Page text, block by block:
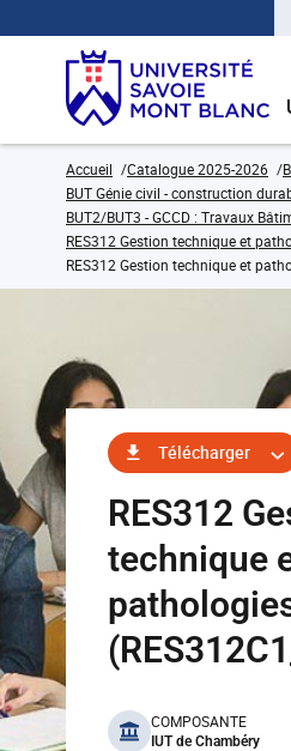
Accueil Catalogue 2025-2026
BUT Génie civil - construction
BUT2/BUT3 - GCCD : Travaux
RES312 Gestion technique et
RES312 Gestion technique et
Télécharger
RES312
technique
benefits
COMPOSANTE
IUT de Chambéry